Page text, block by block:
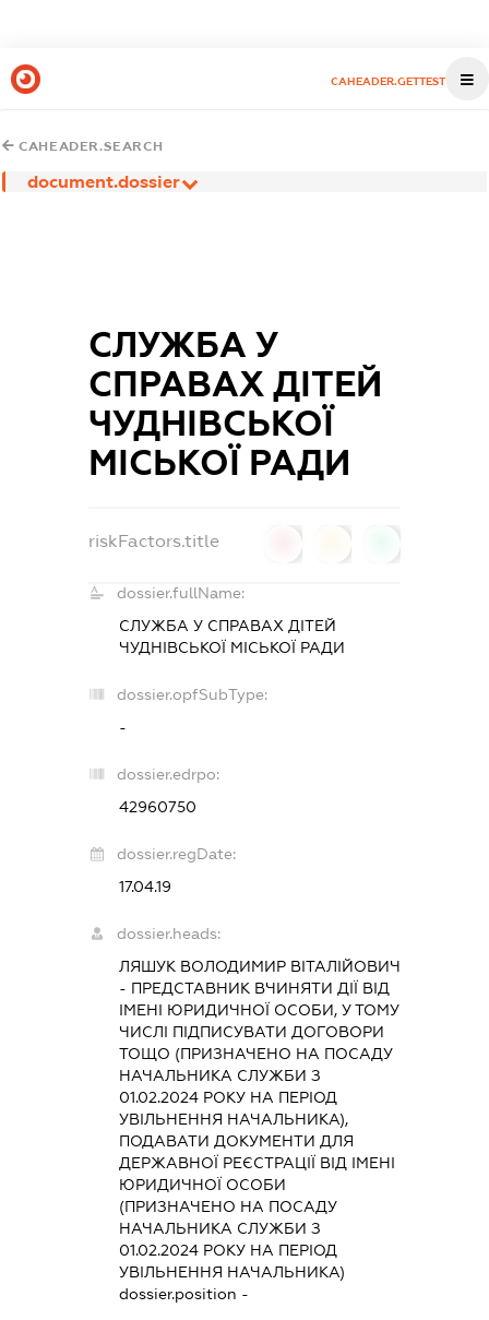
CAHEADER.GETTEST
CAHEADER.SEARCH
document.dossier
СЛУЖБА У
СПРАВАХ ДІТЕЙ
ЧУДНІВСЬКОЇ
МІСЬКОЇ РАДИ
riskFactors.title
dossier.fullName:
СЛУЖБА У СПРАВАХ ДІТЕЙ
ЧУДНІВСЬКОЇ МІСЬКОЇ РАДИ
dossier.opfSubType:
-
dossier.edrpo:
42960750
dossier.regDate:
17.04.19
dossier.heads:
ЛЯШУК ВОЛОДИМИР ВІТАЛІЙОВИЧ
- ПРЕДСТАВНИК ВЧИНЯТИ ДІЇ ВІД
ІМЕНІ ЮРИДИЧНОЇ ОСОБИ, У ТОМУ
ЧИСЛІ ПІДПИСУВАТИ ДОГОВОРИ
ТОЩО (ПРИЗНАЧЕНО НА ПОСАДУ
НАЧАЛЬНИКА СЛУЖБИ З
01.02.2024 РОКУ НА ПЕРІОД
УВІЛЬНЕННЯ НАЧАЛЬНИКА),
ПОДАВАТИ ДОКУМЕНТИ ДЛЯ
ДЕРЖАВНОЇ РЕЄСТРАЦІЇ ВІД ІМЕНІ
ЮРИДИЧНОЇ ОСОБИ
(ПРИЗНАЧЕНО НА ПОСАДУ
НАЧАЛЬНИКА СЛУЖБИ З
01.02.2024 РОКУ НА ПЕРІОД
УВІЛЬНЕННЯ НАЧАЛЬНИКА)
dossier.position -